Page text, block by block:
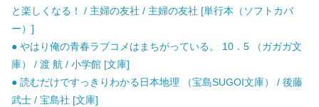
と楽しくなる！ / 主婦の友社 / 主婦の友社 [単行本（ソフトカバ
ー）]
● やはり俺の青春ラブコメはまちがっている。 10．5 （ガガガ文
庫） / 渡 航 / 小学館 [文庫]
● 読むだけですっきりわかる日本地理 （宝島SUGOI文庫） / 後藤
武士 / 宝島社 [文庫]